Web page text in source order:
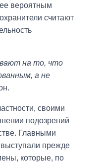
вероятным
считают
на то, что
а не
своими
подозрений
Главными
прежде
которые, по